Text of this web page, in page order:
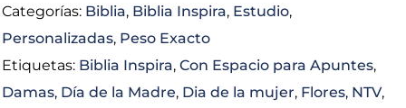
Categorías: Biblia, Biblia Inspira, Estudio,
Personalizadas, Peso Exacto
Etiquetas: Biblia Inspira, Con Espacio para Apuntes,
Damas, Día de la Madre, Dia de la mujer, Flores, NTV,